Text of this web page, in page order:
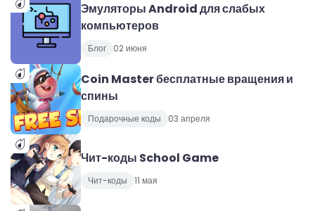
Эмуляторы Android для слабых
компьютеров
Блог 02 июня
Coin Master бесплатные вращения и
спины
Подарочные коды 03 апреля
Чит-коды School Game
Чит-коды 11 мая